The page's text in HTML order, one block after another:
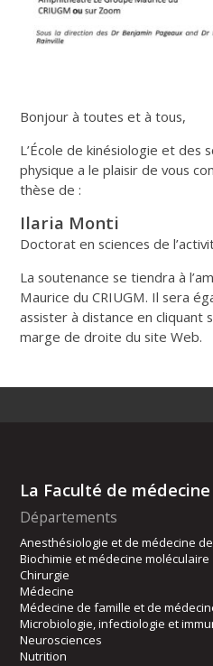
Bonjour à toutes et à tous,
L’École de kinésiologie et des
physique a le plaisir de vous
thèse de :
Ilaria Monti
Doctorat en sciences de
La soutenance se tiendra à
Maurice du CRIUGM. Il sera
assister à distance en cliquant
marge de droite du site Web.
La Faculté de médecine
Départements
Anesthésiologie et de médecine
Biochimie et médecine moléculaire
Chirurgie
Médecine
Médecine de famille et de
Microbiologie, infectiologie et
Neurosciences
Nutrition